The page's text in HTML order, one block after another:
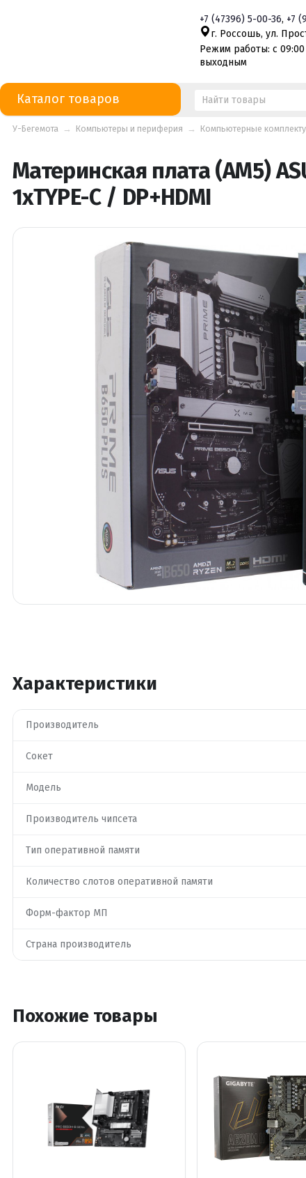
+7 (47396) 5-00-36, +7
г. Россошь, ул.
Режим работы: с 09:00
выходным
Каталог товаров
У-Бегемота → Компьютеры и периферия → Компьютерные
Материнская плата (AM5)
1xTYPE-C / DP+HDMI
Характеристики
Производитель
Сокет
Модель
Производитель чипсета
Тип оперативной памяти
Количество слотов оперативной памяти
Форм-фактор МП
Страна производитель
Похожие товары